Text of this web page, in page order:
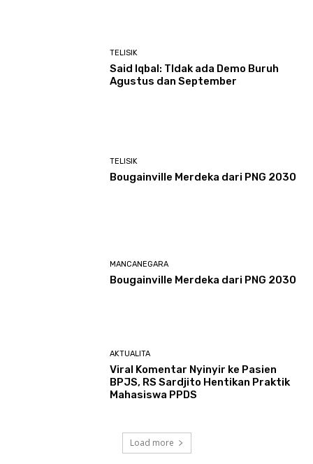
TELISIK
Said Iqbal: TIdak ada Demo Buruh
Agustus dan September
TELISIK
Bougainville Merdeka dari PNG 2030
MANCANEGARA
Bougainville Merdeka dari PNG 2030
AKTUALITA
Viral Komentar Nyinyir ke Pasien
BPJS, RS Sardjito Hentikan Praktik
Mahasiswa PPDS
Load more